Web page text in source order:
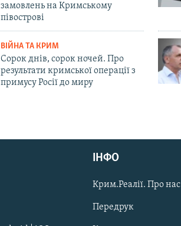
замовлень на Кримському
півострові
ВІЙНА ТА КРИМ
Сорок днів, сорок ночей. Про
результати кримської операції з
примусу Росії до миру
ІНФО
Крим.Реалії. Про нас
Передрук